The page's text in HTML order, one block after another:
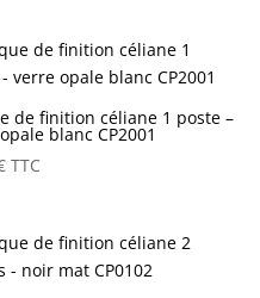
de finition céliane 1 poste –
blanc CP2001
TTC